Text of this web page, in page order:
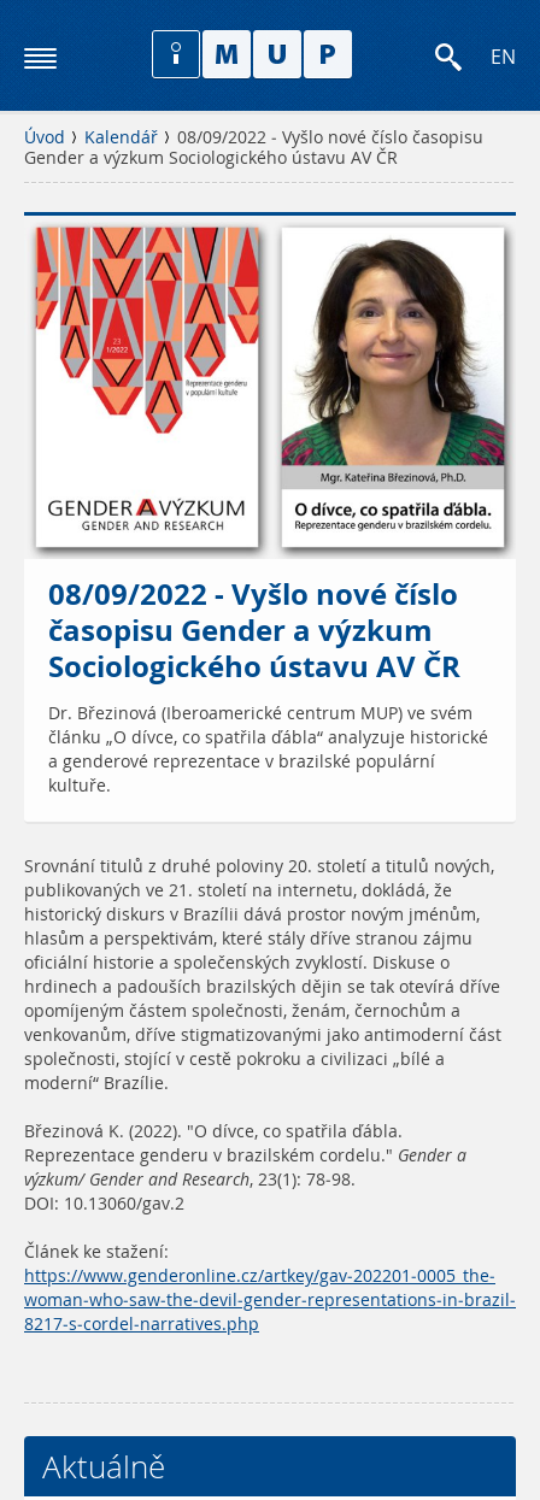
EN
Úvod Kalendář
08/09/2022 - Vyšlo nové číslo časopisu
Gender a výzkum Sociologického ústavu AV ČR
08/09/2022 - Vyšlo nové číslo
časopisu Gender a výzkum
Sociologického ústavu AV ČR
Dr. Březinová (Iberoamerické centrum MUP) ve svém
článku „O dívce, co spatřila ďábla“ analyzuje historické
a genderové reprezentace v brazilské populární
kultuře.
Srovnání titulů z druhé poloviny 20. století a titulů nových,
publikovaných ve 21. století na internetu, dokládá, že
historický diskurs v Brazílii dává prostor novým jménům,
hlasům a perspektivám, které stály dříve stranou zájmu
oficiální historie a společenských zvyklostí. Diskuse o
hrdinech a padouších brazilských dějin se tak otevírá dříve
opomíjeným částem společnosti, ženám, černochům a
venkovanům, dříve stigmatizovanými jako antimoderní část
společnosti, stojící v cestě pokroku a civilizaci „bílé a
moderní“ Brazílie.
Březinová K. (2022). "O dívce, co spatřila ďábla.
Reprezentace genderu v brazilském cordelu." Gender a
výzkum/ Gender and Research, 23(1): 78-98.
DOI: 10.13060/gav.2
Článek ke stažení:
https://www.genderonline.cz/artkey/gav-202201-0005_the-
woman-who-saw-the-devil-gender-representations-in-brazil-
8217-s-cordel-narratives.php
Aktuálně